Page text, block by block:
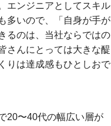
エンジニアとしてスキル
多いので、「⾃⾝が⼿が
るのは、当社ならではの
さんにとっては⼤きな醍
りは達成感もひとしおで
20〜40代の幅広い層が